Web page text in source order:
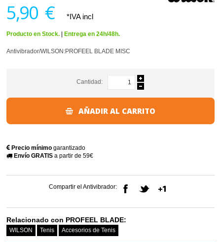
5,90 € *IVA incl
Producto en Stock. Entrega en 24h/48h.
Antivibrador/WILSON:PROFEEL BLADE MISC
Cantidad:
AÑADIR AL CARRITO
Precio mínimo garantizado
Envío GRATIS a partir de 59€
Compartir el Antivibrador:
Relacionado con PROFEEL BLADE:
WILSON Tenis Accesorios de Tenis